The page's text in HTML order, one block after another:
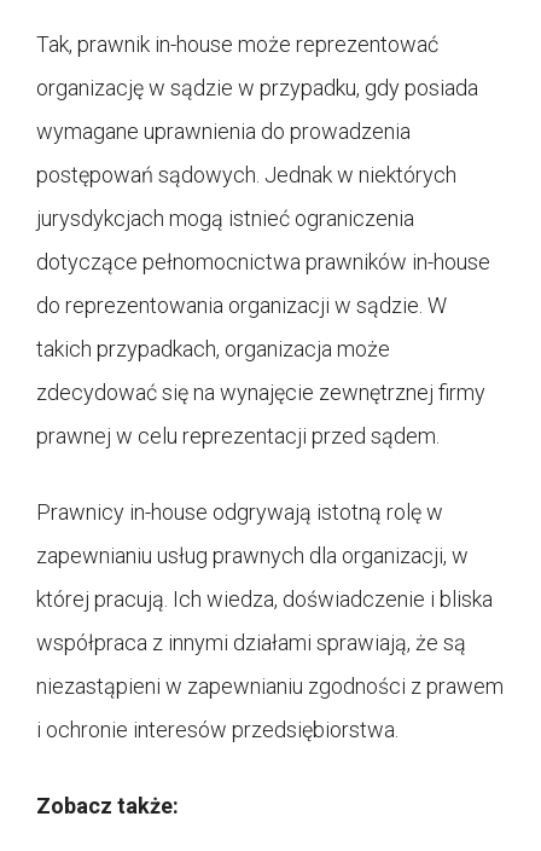
Tak, prawnik in-house może reprezentować
organizację w sądzie w przypadku, gdy posiada
wymagane uprawnienia do prowadzenia
postępowań sądowych. Jednak w niektórych
jurysdykcjach mogą istnieć ograniczenia
dotyczące pełnomocnictwa prawników in-house
do reprezentowania organizacji w sądzie. W
takich przypadkach, organizacja może
zdecydować się na wynajęcie zewnętrznej firmy
prawnej w celu reprezentacji przed sądem.
Prawnicy in-house odgrywają istotną rolę w
zapewnianiu usług prawnych dla organizacji, w
której pracują. Ich wiedza, doświadczenie i bliska
współpraca z innymi działami sprawiają, że są
niezastąpieni w zapewnianiu zgodności z prawem
i ochronie interesów przedsiębiorstwa.
Zobacz także: